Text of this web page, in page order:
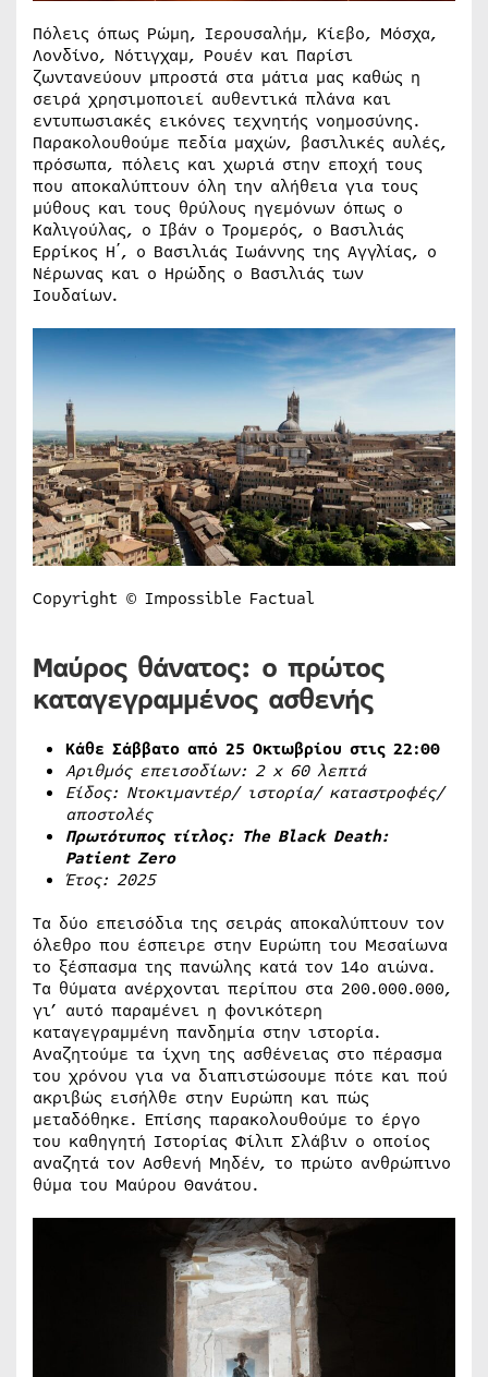
Πόλεις όπως Ρώμη, Ιερουσαλήμ, Κίεβο, Μόσχα,
Λονδίνο, Νότιγχαμ, Ρουέν και Παρίσι
ζωντανεύουν μπροστά στα μάτια μας καθώς η
σειρά χρησιμοποιεί αυθεντικά πλάνα και
εντυπωσιακές εικόνες τεχνητής νοημοσύνης.
Παρακολουθούμε πεδία μαχών, βασιλικές αυλές,
πρόσωπα, πόλεις και χωριά στην εποχή τους
που αποκαλύπτουν όλη την αλήθεια για τους
μύθους και τους θρύλους ηγεμόνων όπως ο
Καλιγούλας, ο Ιβάν ο Τρομερός, ο Βασιλιάς
Ερρίκος Η΄, ο Βασιλιάς Ιωάννης της Αγγλίας, ο
Νέρωνας και ο Ηρώδης ο Βασιλιάς των
Ιουδαίων.
Copyright © Impossible Factual
Μαύρος θάνατος: ο πρώτος
καταγεγραμμένος ασθενής
Κάθε Σάββατο από 25 Οκτωβρίου στις 22:00
Αριθμός επεισοδίων: 2 x60 λεπτά
Είδος: Ντοκιμαντέρ/ ιστορία/ καταστροφές/
αποστολές
Πρωτότυπος τίτλος: The Black Death:
Patient Zero
Έτος: 2025
Τα δύο επεισόδια της σειράς αποκαλύπτουν τον
όλεθρο που έσπειρε στην Ευρώπη του Μεσαίωνα
το ξέσπασμα της πανώλης κατά τον 14ο αιώνα.
Τα θύματα ανέρχονται περίπου στα 200.000.000,
γι’ αυτό παραμένει η φονικότερη
καταγεγραμμένη πανδημία στην ιστορία.
Αναζητούμε τα ίχνη της ασθένειας στο πέρασμα
του χρόνου για να διαπιστώσουμε πότε και πού
ακριβώς εισήλθε στην Ευρώπη και πώς
μεταδόθηκε. Επίσης παρακολουθούμε το έργο
του καθηγητή Ιστορίας Φίλιπ Σλάβιν ο οποίος
αναζητά τον Ασθενή Μηδέν, το πρώτο ανθρώπινο
θύμα του Μαύρου Θανάτου.